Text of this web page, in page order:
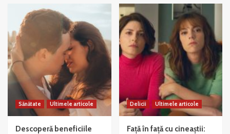
Sănătate Ultimele articole
Descoperă beneficiile
Delicii Ultimele articole
Față în față cu cineaștii: